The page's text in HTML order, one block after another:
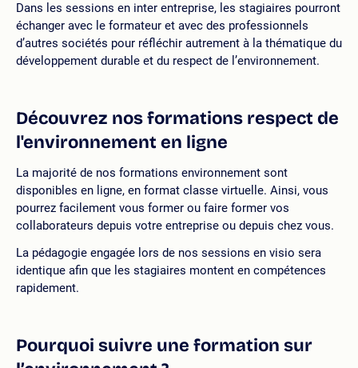
Dans les sessions en inter entreprise, les stagiaires pourront
échanger avec le formateur et avec des professionnels
d’autres sociétés pour réfléchir autrement à la thématique du
développement durable et du respect de l’environnement.
Découvrez nos formations respect de
l'environnement en ligne
La majorité de nos formations environnement sont
disponibles en ligne, en format classe virtuelle. Ainsi, vous
pourrez facilement vous former ou faire former vos
collaborateurs depuis votre entreprise ou depuis chez vous.
La pédagogie engagée lors de nos sessions en visio sera
identique afin que les stagiaires montent en compétences
rapidement.
Pourquoi suivre une formation sur